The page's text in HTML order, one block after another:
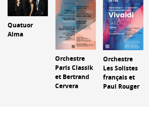
Quatuor
Alma
Orchestre
Paris Classik
et Bertrand
Cervera
Orchestre
Les Solistes
français et
Paul Rouger